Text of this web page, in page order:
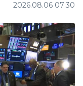
2026.08.06 07:30